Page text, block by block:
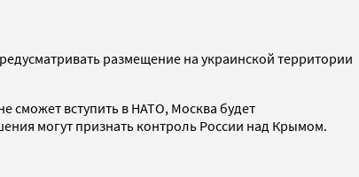
размещение на украинской территории
сможет вступить в НАТО, Москва будет
могут признать контроль России над Крымом.